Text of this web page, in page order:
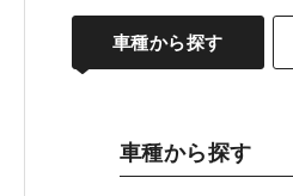
車種から探す
車種から探す